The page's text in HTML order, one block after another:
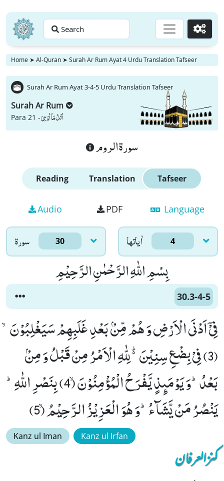
Search Go
Home ➤ Al-Quran ➤ Surah Ar Rum Ayat 4 Urdu Translation Tafseer
Surah Ar Rum Ayat 3-4-5 Urdu Translation Tafseer
Surah Ar Rum
Para 21 -اُتْلُ مَاۤ اُوْحِیَ
سورة الروم
Reading Translation Tafseer
Audio PDF Language
سورۃ 30 اٰياتها 4
بِسْمِ اللّٰهِ الرَّحْمٰنِ الرَّحِیْمِ
30.3-4-5
فِیْۤ اَدْنَى الْاَرْضِ وَ هُمْ مِّنْۢ بَعْدِ غَلَبِهِمْ سَیَغْلِبُوْنَۙ
(3) فِیْ بِضْعِ سِنِیْنَ۬ؕ-لِلّٰهِ الْاَمْرُ مِنْ قَبْلُ وَ مِنْۢ
بَعْدُؕ-وَ یَوْمَىٕذٍ یَّفْرَحُ الْمُؤْمِنُوْنَۙ (4) بِنَصْرِ اللّٰهِؕ-
یَنْصُرُ مَنْ یَّشَآءُؕ-وَ هُوَ الْعَزِیْزُ الرَّحِیْمُۙ (5)
Kanz ul Iman Kanz ul Irfan
کنزالعرفان